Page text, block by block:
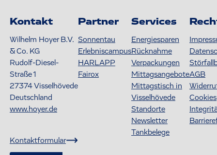
Kontakt
Wilhelm Hoyer B.V.
& Co. KG
Rudolf-Diesel-
Straße 1
27374Visselhövede
Deutschland
www.hoyer.de
Kontaktformular
Partner
Sonnentau
Erlebniscampus
HARLAPP
Fairox
Services
Energiesparen
Rücknahme
Verpackungen
Mittagsangebote
Mittagstisch in
Visselhövede
Standorte
Newsletter
Tankbelege
AGB
Cookies